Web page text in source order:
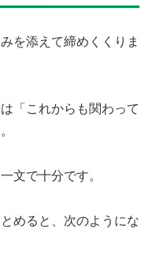
を添えて締めくくりま
「これからも関わって
文で十分です。
めると、次のようにな